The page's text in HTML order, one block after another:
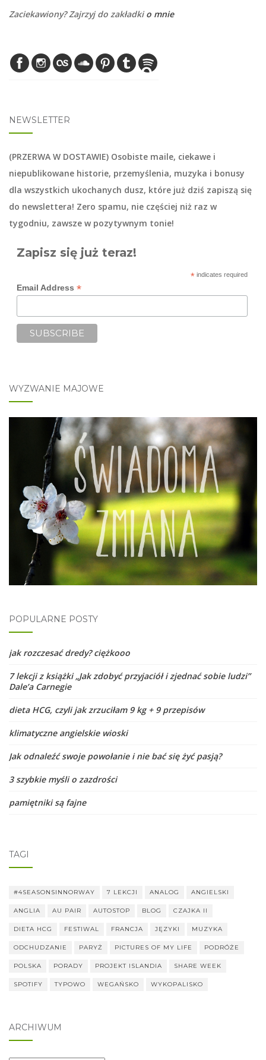
Zaciekawiony? Zajrzyj do zakładkio mnie
NEWSLETTER
(PRZERWA W DOSTAWIE) Osobiste maile, ciekawe i
niepublikowane historie, przemyślenia, muzyka i bonusy
dla wszystkich ukochanych dusz, które już dziś zapiszą się
do newslettera! Zero spamu, nie częściej niż raz w
tygodniu, zawsze w pozytywnym tonie!
Zapisz się już teraz!
*indicates required
Email Address *
WYZWANIE MAJOWE
POPULARNE POSTY
jak rozczesać dredy? ciężkooo
7 lekcji z książki „Jak zdobyć przyjaciół i zjednać sobie ludzi”
Dale’a Carnegie
dieta HCG, czyli jak zrzuciłam 9 kg + 9 przepisów
klimatyczne angielskie wioski
Jak odnaleźć swoje powołanie i nie bać się żyć pasją?
3 szybkie myśli o zazdrości
pamiętniki są fajne
TAGI
#4SEASONSINNORWAY 7 LEKCJI ANALOG ANGIELSKI
ANGLIA AU PAIR AUTOSTOP BLOG CZAJKA II
DIETA HCG FESTIWAL FRANCJA JĘZYKI MUZYKA
ODCHUDZANIE PARYŻ PICTURES OF MY LIFE PODRÓŻE
POLSKA PORADY PROJEKT ISLANDIA SHARE WEEK
SPOTIFY TYPOWO WEGAŃSKO WYKOPALISKO
ARCHIWUM